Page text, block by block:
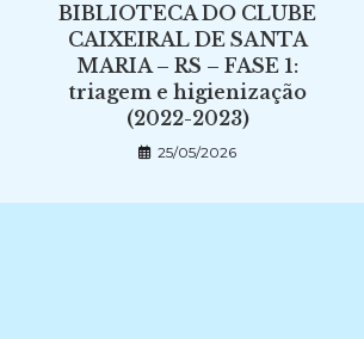
BIBLIOTECA DO CLUBE
CAIXEIRAL DE SANTA
MARIA – RS – FASE 1:
triagem e higienização
(2022-2023)
25/05/2026